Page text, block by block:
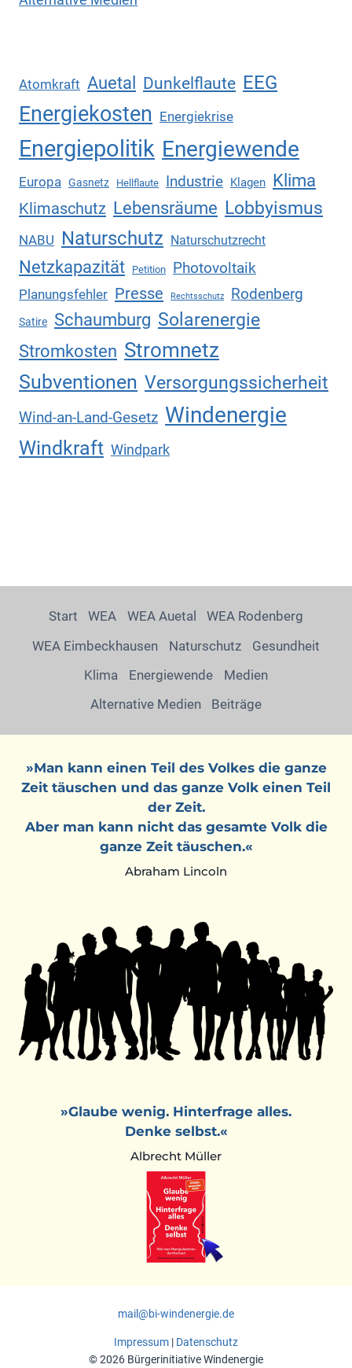
Atomkraft Auetal Dunkelflaute EEG
Energiekosten Energiekrise
Energiepolitik Energiewende
Europa Gasnetz Hellflaute Industrie Klagen Klima
Klimaschutz Lebensräume Lobbyismus
NABU Naturschutz Naturschutzrecht
Netzkapazität Petition Photovoltaik
Planungsfehler Presse Rechtsschutz Rodenberg
Satire Schaumburg Solarenergie
Stromkosten Stromnetz
Subventionen Versorgungssicherheit
Wind-an-Land-Gesetz Windenergie
Windkraft Windpark
Start WEA WEA Auetal
WEA Rodenberg
WEA Eimbeckhausen
Naturschutz
Gesundheit
Klima
Energiewende
Medien
Alternative Medien
Beiträge
»Man kann einen Teil des Volkes die ganze
Zeit täuschen und das ganze Volk einen Teil
der Zeit.
Aber man kann nicht das gesamte Volk die
ganze Zeit täuschen.«
Abraham Lincoln
»Glaube wenig. Hinterfrage alles.
Denke selbst.«
Albrecht Müller
mail@bi-windenergie.de
Impressum | Datenschutz
© 2026 Bürgerinitiative Windenergie